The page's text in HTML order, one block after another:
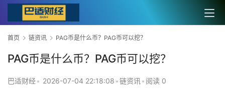
首页 链资讯 PAG币是什么币？PAG币可以挖？
PAG币是什么币？PAG币可以挖？
巴适财经• 2026-07-04 22:18:08 •链资讯 • 阅读 0